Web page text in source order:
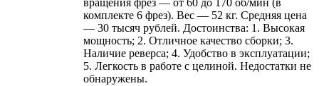
вращения фрез — от 60 до 170 об/мин (в
комплекте 6 фрез). Вес — 52 кг. Средняя цена
— 30 тысяч рублей. Достоинства: 1. Высокая
мощность; 2. Отличное качество сборки; 3.
Наличие реверса; 4. Удобство в эксплуатации;
5. Легкость в работе с целиной. Недостатки не
обнаружены.